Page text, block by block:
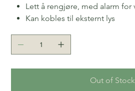
Lett å rengjøre, med alarm for
Kan kobles til eksternt lys
Out of Stock